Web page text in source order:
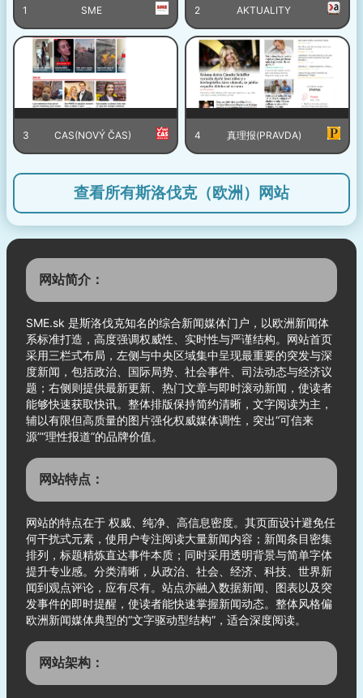
1 SME 2 AKTUALITY
3 CAS(NOVÝ ČAS) 4 真理报(PRAVDA)
查看所有斯洛伐克（欧洲）网站
网站简介：
SME.sk 是斯洛伐克知名的综合新闻媒体门户，以欧洲新闻体
系标准打造，高度强调权威性、实时性与严谨结构。网站首页
采用三栏式布局，左侧与中央区域集中呈现最重要的突发与深
度新闻，包括政治、国际局势、社会事件、司法动态与经济议
题；右侧则提供最新更新、热门文章与即时滚动新闻，使读者
能够快速获取快讯。整体排版保持简约清晰，文字阅读为主，
辅以有限但高质量的图片强化权威媒体调性，突出“可信来
源”“理性报道”的品牌价值。
网站特点：
网站的特点在于 权威、纯净、高信息密度。其页面设计避免任
何干扰式元素，使用户专注阅读大量新闻内容；新闻条目密集
排列，标题精炼直达事件本质；同时采用透明背景与简单字体
提升专业感。分类清晰，从政治、社会、经济、科技、世界新
闻到观点评论，应有尽有。站点亦融入数据新闻、图表以及突
发事件的即时提醒，使读者能快速掌握新闻动态。整体风格偏
欧洲新闻媒体典型的“文字驱动型结构”，适合深度阅读。
网站架构：